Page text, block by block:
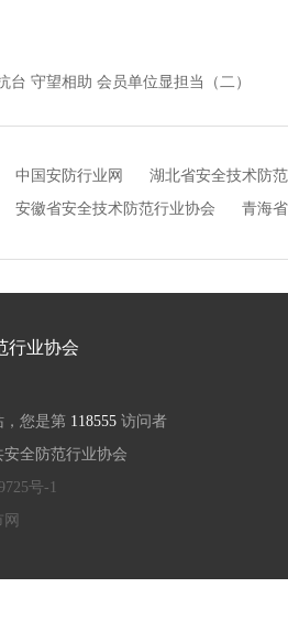
台 守望相助 会员单位显担当（二）
中国安防行业网
湖北省安全技术防
安徽省安全技术防范行业协会
青海
行业协会
，您是第 118555 访问者
全防范行业协会
号-1